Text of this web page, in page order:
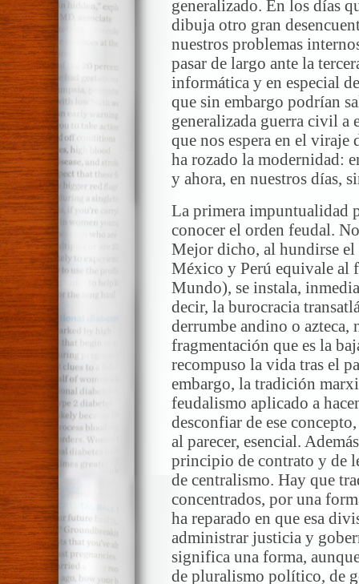
generalizado. En los días
dibuja otro gran
nuestros problemas
pasar de largo ante la
informática y en especial
que sin embargo podrían
generalizada guerra civil a
que nos espera en el viraje
ha rozado la modernidad:
y ahora, en nuestros días,
La primera impuntualidad
conocer el orden feudal.
Mejor dicho, al hundirse
México y Perú equivale al
Mundo), se instala,
decir, la burocracia
derrumbe andino o azteca,
fragmentación que es la
recompuso la vida tras el
embargo, la tradición
feudalismo aplicado a
desconfiar de ese
al parecer, esencial.
principio de contrato y de
de centralismo. Hay que
concentrados, por una
ha reparado en que esa
administrar justicia y
significa una forma,
de pluralismo político, de